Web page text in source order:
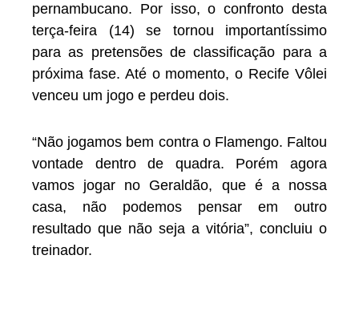
pernambucano. Por isso, o confronto desta
terça-feira (14) se tornou importantíssimo
para as pretensões de classificação para a
próxima fase. Até o momento, o Recife Vôlei
venceu um jogo e perdeu dois.
“Não jogamos bem contra o Flamengo. Faltou
vontade dentro de quadra. Porém agora
vamos jogar no Geraldão, que é a nossa
casa, não podemos pensar em outro
resultado que não seja a vitória”, concluiu o
treinador.